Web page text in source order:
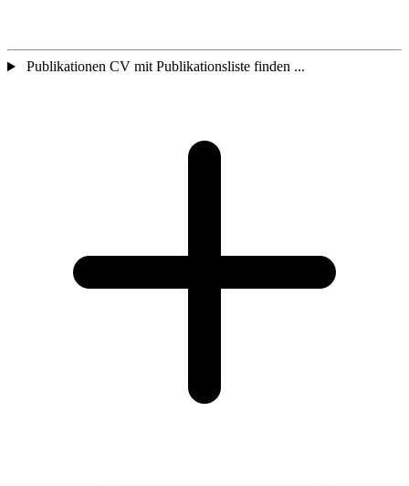
Publikationen CV mit Publikationsliste finden ...